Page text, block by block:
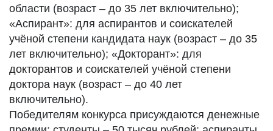
области (возраст – до 35 лет включительно);
«Аспирант»: для аспирантов и соискателей
учёной степени кандидата наук (возраст – до 35
лет включительно); «Докторант»: для
докторантов и соискателей учёной степени
доктора наук (возраст – до 40 лет
включительно).
Победителям конкурса присуждаются денежные